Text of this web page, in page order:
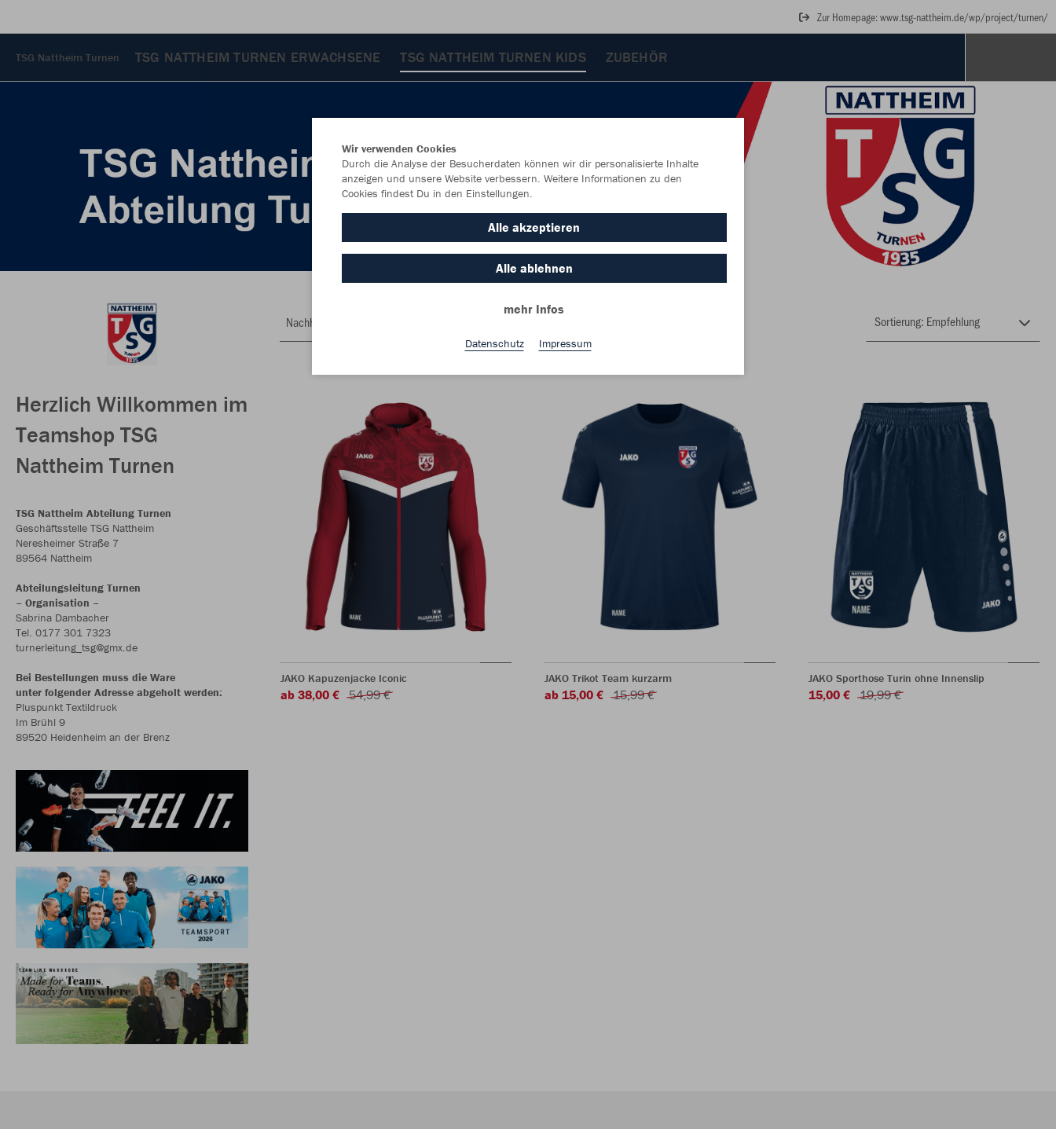
Zur Homepage: www.tsg-nattheim.de/wp/project/turnen/
TSG Nattheim Turnen TSG NATTHEIM TURNEN ERWACHSENE TSG NATTHEIM TURNEN KIDS ZUBEHÖR
Herzlich Willkommen im
Teamshop TSG
Nattheim Turnen
TSG Nattheim Abteilung Turnen
Geschäftsstelle TSG Nattheim
Neresheimer Straße 7
89564 Nattheim
Abteilungsleitung Turnen
– Organisation –
Sabrina Dambacher
Tel. 0177 301 7323
turnerleitung_tsg@gmx.de
Bei Bestellungen muss die Ware
unter folgender Adresse abgeholt werden:
Pluspunkt Textildruck
Im Brühl 9
89520 Heidenheim an der Brenz
Nachhaltig
JAKO Kapuzenjacke Iconic
ab 38,00 € 54,99 €
JAKO Trikot Team kurzarm
ab 15,00 € 15,99 €
JAKO Sporthose Turin ohne Innenslip
15,00 € 19,99 €
Wir verwenden Cookies
Durch die Analyse der Besucherdaten können wir dir personalisierte Inhalte
anzeigen und unsere Website verbessern. Weitere Informationen zu den
Cookies findest Du in den Einstellungen.
Alle akzeptieren
Alle ablehnen
mehr Infos
Datenschutz Impressum